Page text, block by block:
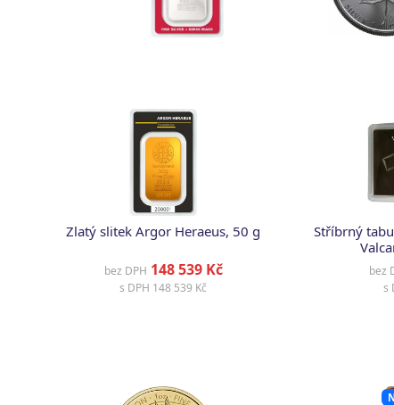
Zlatý slitek Argor Heraeus, 50 g
bez DPH 148 539 Kč
s DPH 148 539 Kč
Stříbrný
bez
s